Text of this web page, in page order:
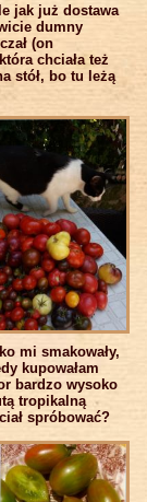
jak już dostawa
dumny
(on
chciała też
stół, bo tu leżą
mi smakowały,
kupowałam
bardzo wysoko
tropikalną
spróbować?